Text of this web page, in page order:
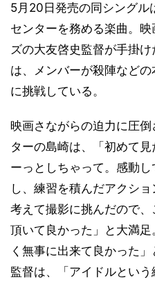
5月20日発売の同シングル
センターを務める楽曲。
ズの大友啓史監督が手掛
は、メンバーが殺陣など
に挑戦している。
映画さながらの迫力に圧
ターの島崎は、「初めて
ーっとしちゃって。感動
し、練習を積んだアクシ
考えて撮影に挑んだので
頂いて良かった」と大満
く無事に出来て良かった
監督は、「アイドルとい